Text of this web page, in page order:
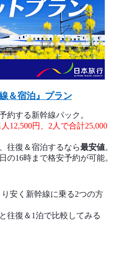
＆宿泊』プラン
約する新幹線パック。
人12,500円、2人で合計25,000
往復＆宿泊するなら最安値。
の16時まで格安予約が可能。
安く新幹線に乗る2つの方
往復＆1泊で比較してみる